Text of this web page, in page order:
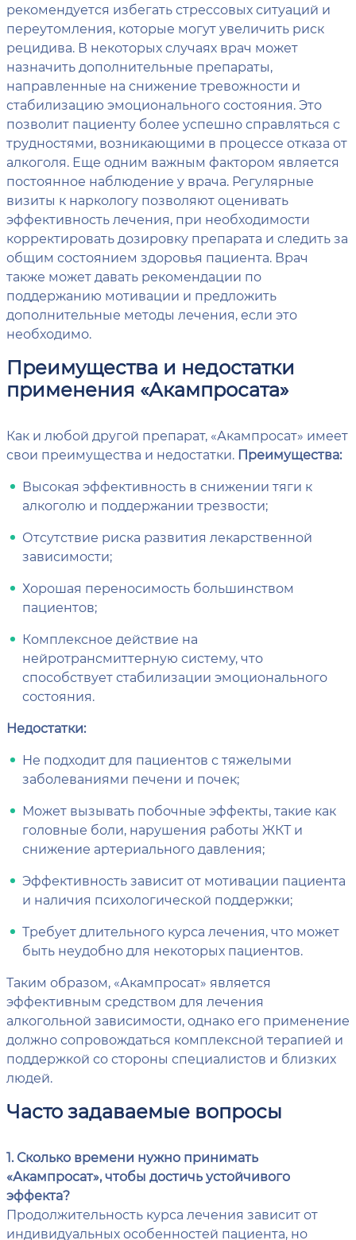
рекомендуется избегать стрессовых ситуаций и
переутомления, которые могут увеличить риск
рецидива. В некоторых случаях врач может
назначить дополнительные препараты,
направленные на снижение тревожности и
стабилизацию эмоционального состояния. Это
позволит пациенту более успешно справляться с
трудностями, возникающими в процессе отказа от
алкоголя. Еще одним важным фактором является
постоянное наблюдение у врача. Регулярные
визиты к наркологу позволяют оценивать
эффективность лечения, при необходимости
корректировать дозировку препарата и следить за
общим состоянием здоровья пациента. Врач
также может давать рекомендации по
поддержанию мотивации и предложить
дополнительные методы лечения, если это
необходимо.
Преимущества и недостатки
применения «Акампросата»
Как и любой другой препарат, «Акампросат» имеет
свои преимущества и недостатки. Преимущества:
Высокая эффективность в снижении тяги к
алкоголю и поддержании трезвости;
Отсутствие риска развития лекарственной
зависимости;
Хорошая переносимость большинством
пациентов;
Комплексное действие на
нейротрансмиттерную систему, что
способствует стабилизации эмоционального
состояния.
Недостатки:
Не подходит для пациентов с тяжелыми
заболеваниями печени и почек;
Может вызывать побочные эффекты, такие как
головные боли, нарушения работы ЖКТ и
снижение артериального давления;
Эффективность зависит от мотивации пациента
и наличия психологической поддержки;
Требует длительного курса лечения, что может
быть неудобно для некоторых пациентов.
Таким образом, «Акампросат» является
эффективным средством для лечения
алкогольной зависимости, однако его применение
должно сопровождаться комплексной терапией и
поддержкой со стороны специалистов и близких
людей.
Часто задаваемые вопросы
1. Сколько времени нужно принимать
«Акампросат», чтобы достичь устойчивого
эффекта?
Продолжительность курса лечения зависит от
индивидуальных особенностей пациента, но